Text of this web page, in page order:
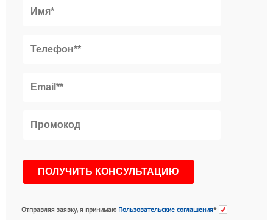
Отправляя заявку, я принимаю Пользовательские соглашения*